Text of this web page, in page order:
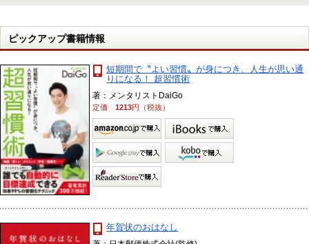
ピックアップ書籍情報
短期間で〝よい習慣〟が身につき、人生が思い通
りになる！ 超習慣術
著：メンタリストDaiGo
定価1213円（税抜）
年賀状のおはなし